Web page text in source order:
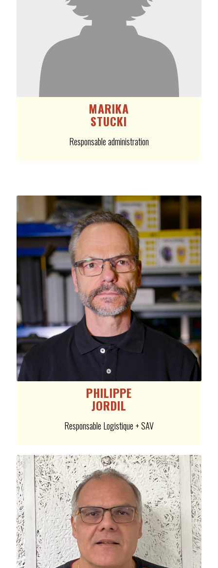
MARIKA
STUCKI
Responsable administration
PHILIPPE
JORDIL
Responsable Logistique + SAV